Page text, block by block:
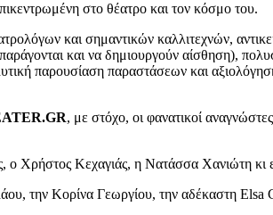
στο θέατρο και τον κόσμο του.
και σημαντικών καλλιτεχνών,
και να δημιουργούν αίσθηση),
παρουσίαση παραστάσεων και
, με στόχο, οι φανατικοί
ο Χρήστος Κεχαγιάς, η Νατάσσα Χανιώτη κι
την Κορίνα Γεωργίου, την αδέκαστη Εlsa